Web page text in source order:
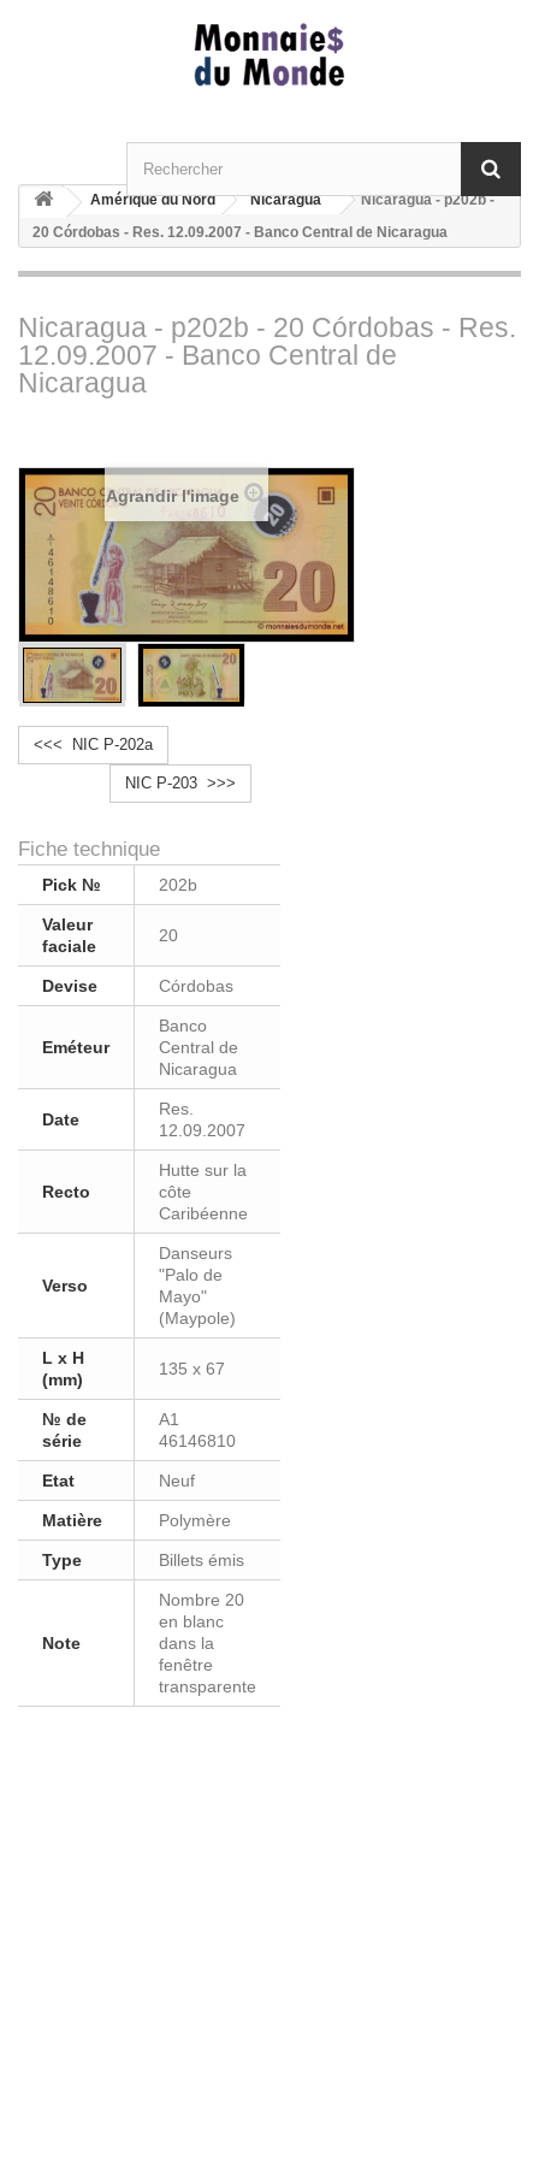
Amérique du Nord Nicaragua
Nicaragua - p202b -
20 Córdobas - Res. 12.09.2007 - Banco Central de Nicaragua
Nicaragua - p202b - 20 Córdobas - Res.
12.09.2007 - Banco Central de
Nicaragua
Agrandir l'image
<<< NIC P-202a
NIC P-203 >>>
Fiche technique
Pick № 202b
Valeur
faciale
20
Devise Córdobas
Eméteur
Banco
Central de
Nicaragua
Date
Res.
12.09.2007
Recto
Hutte sur la
côte
Caribéenne
Verso
Danseurs
"Palo de
Mayo"
(Maypole)
L x H
(mm)
135 x 67
№ de
série
A1
46146810
Etat Neuf
Matière Polymère
Type Billets émis
Note
Nombre 20
en blanc
dans la
fenêtre
transparente